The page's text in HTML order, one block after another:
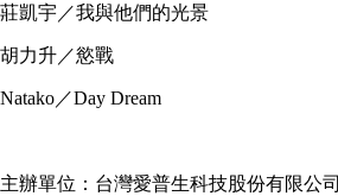
莊凱宇／我與他們的光景
胡力升／慾戰
Natako／Day Dream
主辦單位：台灣愛普生科技股份有限公司